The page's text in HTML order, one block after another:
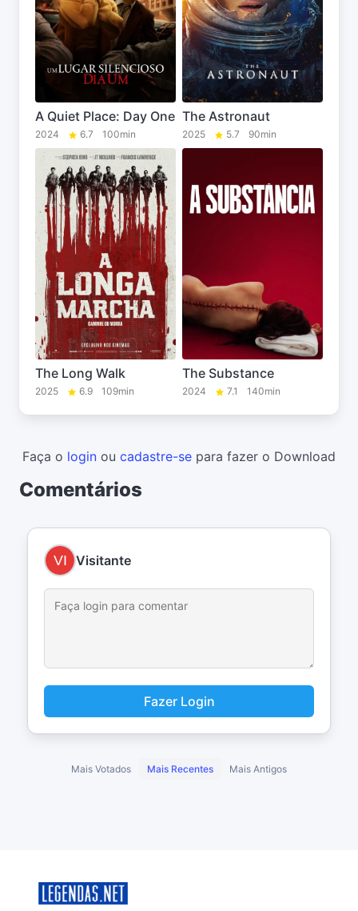
A Quiet Place: Day One
2024 6.7 100min
The Astronaut
2025 5.7 90min
The Long Walk
2025 6.9 109min
The Substance
2024 7.1 140min
Faça o login ou cadastre-se para fazer o Download
Comentários
Visitante
Fazer Login
Mais Votados Mais Recentes Mais Antigos